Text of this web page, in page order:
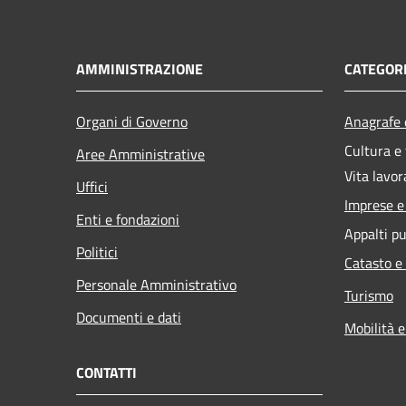
AMMINISTRAZIONE
Organi di Governo
Aree Amministrative
Uffici
Enti e fondazioni
Politici
Personale Amministrativo
Documenti e dati
Cultura
Vita
Imprese
Appalti
Catasto
Turismo
Mobilità
CONTATTI